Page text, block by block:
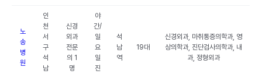
노
송
병
원
인
천
서
구
석
남
신경
외과
전문
의 1
명
야
간/
일
요
일
진
석
남
역
19대
신경외과, 마취통증의학과, 영
상의학과, 진단검사의학과, 내
과, 정형외과